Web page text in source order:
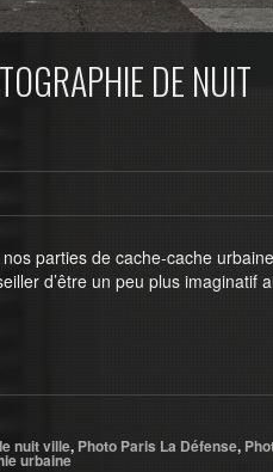
DE NUIT
parties de cache-cache
d’être un peu plus imaginatif
nuit ville, Photo Paris La Défense,
urbaine